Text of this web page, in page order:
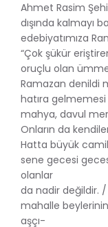
Ahmet Rasim
dışında kalmayı
edebiyatımıza
“Çok şükür
oruçlu olan
Ramazan denildi
hatıra
mahya, davul
Onların da
Hatta büyük
sene gecesi
olanlar
da nadir değildir. /
mahalle
aşçı-